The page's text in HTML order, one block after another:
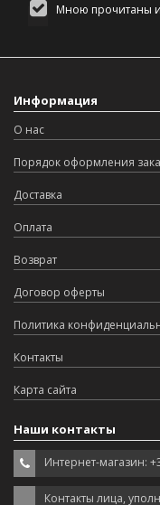
Мною прочитаны
Информация
О нас
Порядок оформления
Доставка
Оплата
Возврат
Договор оферты
Политика
Контакты
Карта сайта
Наши контакты
Интернет-магазин:
Контакты лица,